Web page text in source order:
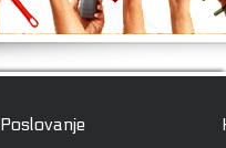
Poslovanje